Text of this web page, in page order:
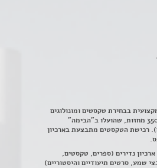
מקצועית בבחירת טקסטים ומונולוגים
(מתוך למעלה מ – 3500 מחזות, שהועלו ב"הבימה"
רכישת הטקסטים מתבצעת בארכיון
נדירים (ספרים, טקסטים,
שמע, סרטים תיעודיים והיסטוריים)